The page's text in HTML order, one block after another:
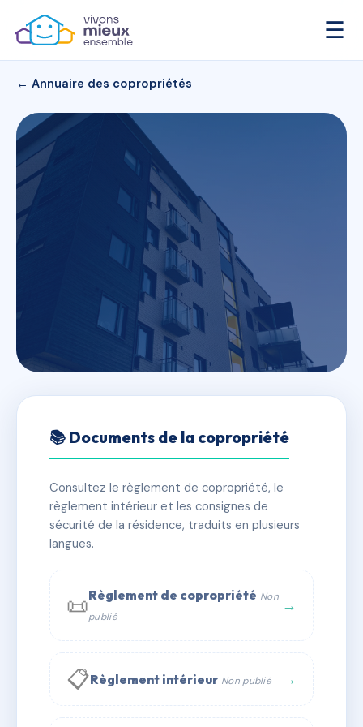
☰
← Annuaire des copropriétés
L EPERVIERE
✓ Immatriculée 🏠 14 lots 🏗 1 bâtiment(s)
📞 Contacter Syndic Digital
📚 Documents de la copropriété
Consultez le règlement de copropriété, le
règlement intérieur et les consignes de
sécurité de la résidence, traduits en plusieurs
langues.
📜Règlement de copropriété Non
publié
→
📋Règlement intérieur Non publié →